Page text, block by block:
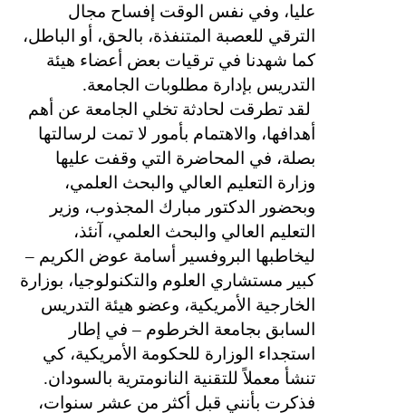
عليا، وفي نفس الوقت إفساح مجال
الترقي للعصبة المتنفذة، بالحق، أو الباطل،
كما شهدنا في ترقيات بعض أعضاء هيئة
التدريس بإدارة مطلوبات الجامعة.
لقد تطرقت لحادثة تخلي الجامعة عن أهم
أهدافها، والاهتمام بأمور لا تمت لرسالتها
بصلة، في المحاضرة التي وقفت عليها
وزارة التعليم العالي والبحث العلمي،
وبحضور الدكتور مبارك المجذوب، وزير
التعليم العالي والبحث العلمي، آنئذ،
ليخاطبها البروفسير أسامة عوض الكريم –
كبير مستشاري العلوم والتكنولوجيا، بوزارة
الخارجية الأمريكية، وعضو هيئة التدريس
السابق بجامعة الخرطوم – في إطار
استجداء الوزارة للحكومة الأمريكية، كي
تنشأ معملاً للتقنية النانومترية بالسودان.
فذكرت بأنني قبل أكثر من عشر سنوات،